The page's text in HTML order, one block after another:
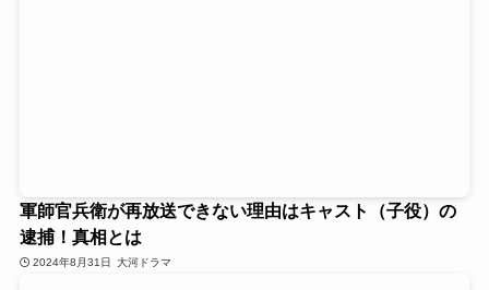
軍師官兵衛が再放送できない理由はキャスト（子役）の
逮捕！真相とは
2024年8月31日 大河ドラマ